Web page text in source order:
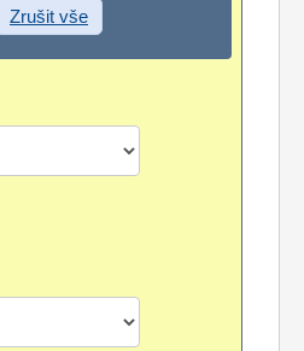
Zrušit vše